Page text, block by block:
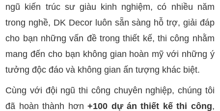
ngũ kiến trúc sư giàu kinh nghiệm, có nhiều năm
trong nghề, DK Decor luôn sẵn sàng hỗ trợ, giải đáp
cho bạn những vấn đề trong thiết kế, thi công nhằm
mang đến cho bạn không gian hoàn mỹ với những ý
tưởng độc đáo và không gian ấn tượng khác biệt.
Cùng với đội ngũ thi công chuyên nghiệp, chúng tôi
đã hoàn thành hơn+100 dự án thiết kế thi công,